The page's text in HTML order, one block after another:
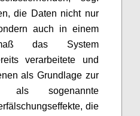
die Daten nicht nur
auch in einem
das System
verarbeitete und
als Grundlage zur
als sogenannte
die